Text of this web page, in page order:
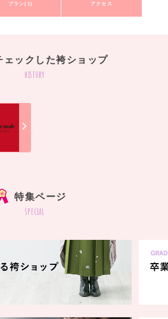
プラン(1) アクセス
ェックした袴ショップ
history
特集ページ
special